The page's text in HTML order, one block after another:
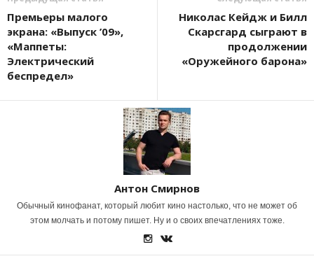
Премьеры малого
экрана: «Выпуск ’09»,
«Маппеты:
Электрический
беспредел»
Николас Кейдж и Билл
Скарсгард сыграют в
продолжении
«Оружейного барона»
Антон Смирнов
Обычный кинофанат, который любит кино настолько, что не может об
этом молчать и потому пишет. Ну и о своих впечатлениях тоже.